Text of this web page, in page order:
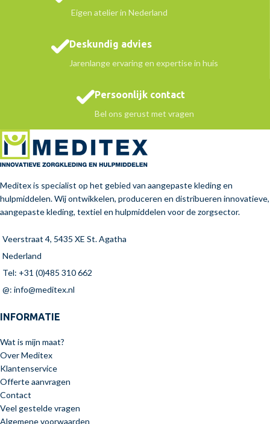
Eigen atelier in Nederland
Deskundig advies
Jarenlange ervaring en expertise in huis
Persoonlijk contact
Bel ons gerust met vragen
Meditex is specialist op het gebied van aangepaste kleding en
hulpmiddelen. Wij ontwikkelen, produceren en distribueren innovatieve,
aangepaste kleding, textiel en hulpmiddelen voor de zorgsector.
Veerstraat 4, 5435 XE St. Agatha
Nederland
Tel: +31 (0)485 310 662
@: info@meditex.nl
INFORMATIE
Wat is mijn maat?
Over Meditex
Klantenservice
Offerte aanvragen
Contact
Veel gestelde vragen
Algemene voorwaarden